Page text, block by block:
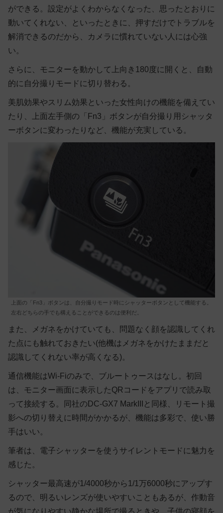
ができる。設定がよくわからなくなった、思ったとおりに
動いてくれない、といったときに、押すだけでトラブルを
解消できるのだから、カメラに慣れていない人には心強
い。
さらに、モニターを動かして上向き180度に開くと、自動
的に自分撮りモードに切り替わる。
美肌効果やスリム効果といった女性向けの機能を備えてい
たり、上面左手側の「Fn3」ボタンが自分撮り用シャッタ
ーボタンに変わったりなど、機能が充実している。
上面の「Fn3」ボタンは、自分撮りモード時にシャッターボタンとして機能する。
左右どちらの手でも構えることができるのは便利だ。
また、メガネをかけていても、問題なく顔を認識してくれ
た点にも触れておきたい(他機はメガネをかけたままだと
認識してくれない率が高くなる)。
通信機能はWi-Fiのみで、ブルートゥースはなし。初回
は、モニター画面に表示したQRコードをアプリで読み取
って接続する。同社のDC-GX7 MarkIIIと同様、リモート撮
影への切り替えに時間がかかるが、機能は多彩で、使い勝
手はいい。
筆者は、電子シャッターを使うサイレントモードに魅力を
感じた。
シャッター最高速が1/4000秒から1/1万6000秒にアップす
るので、明るいレンズが使いやすいこともあるが、作動音